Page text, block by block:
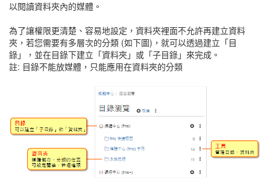
以閱讀資料夾內的媒體。
為了讓權限更清楚、容易地設定，資料夾裡面不允許再建立資料
夾，若您需要有多層次的分類 (如下圖)，就可以透過建立「目
錄」，並在目錄下建立「資料夾」或「子目錄」來完成。
註: 目錄不能放媒體，只能應用在資料夾的分類